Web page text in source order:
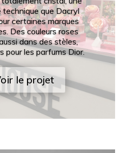
technique que Dacryl
certaines marques
Des couleurs roses
dans des stèles,
pour les parfums Dior.
le projet